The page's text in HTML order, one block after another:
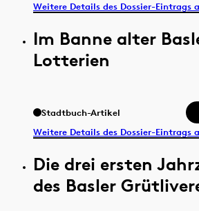
Weitere Details des Dossier-Eintrags
Im Banne alter
Lotterien
Stadtbuch-Artikel
Weitere Details des Dossier-Eintrags
Die drei ersten
des Basler